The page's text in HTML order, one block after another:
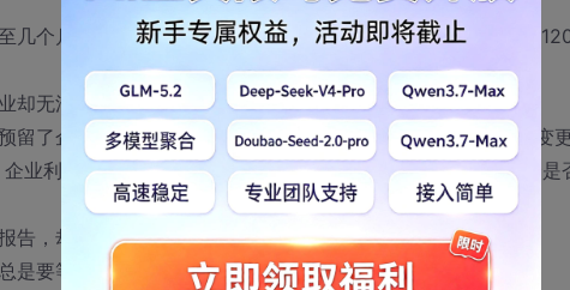
个月后才发现某个月某款产品生产了1000件，计件工资却是
却无法提供足够、有效的明细和凭据。
了企业利润对外进行报价。但在实际生产中，生产部门经常变
业利润得不到保障。因此，产生的问题是：生产部门变更工价是
，却无处可查，要对相关数据项目进行比对更是不现实。
要等到决算报告出来以后，才知道一个总额。